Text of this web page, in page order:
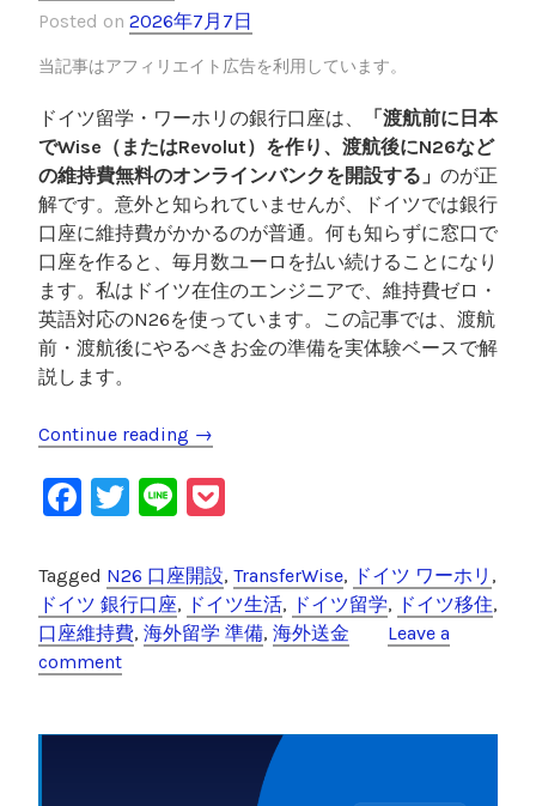
運
用
Posted on 2026年7月7日
当記事はアフィリエイト広告を利用しています。
ドイツ留学・ワーホリの銀行口座は、
「渡航前に日本
でWise（またはRevolut）を作り、渡航後にN26など
の維持費無料のオンラインバンクを開設する」 のが正
解です。意外と知られていませんが、ドイツでは銀行
口座に維持費がかかるのが普通。何も知らずに窓口で
口座を作ると、毎月数ユーロを払い続けることになり
ます。私はドイツ在住のエンジニアで、維持費ゼロ・
英語対応のN26を使っています。この記事では、渡航
前・渡航後にやるべきお金の準備を実体験ベースで解
説します。
Continue reading “
イ
ツ
学
・
ワ
→
F
c
e
b
o
o
T
tt
er
Li
e
c
k
et
Tagged N26 口座開設, TransferWise, ドイツ ワーホリ ,
ドイツ 銀行口座, ドイツ生活, ドイツ留学, ドイツ移住,
口座維持費, 海外留学 準備, 海外送金
Leave a
comment